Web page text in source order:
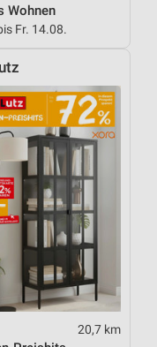
Wohnen
Fr. 14.08.
20,7 km